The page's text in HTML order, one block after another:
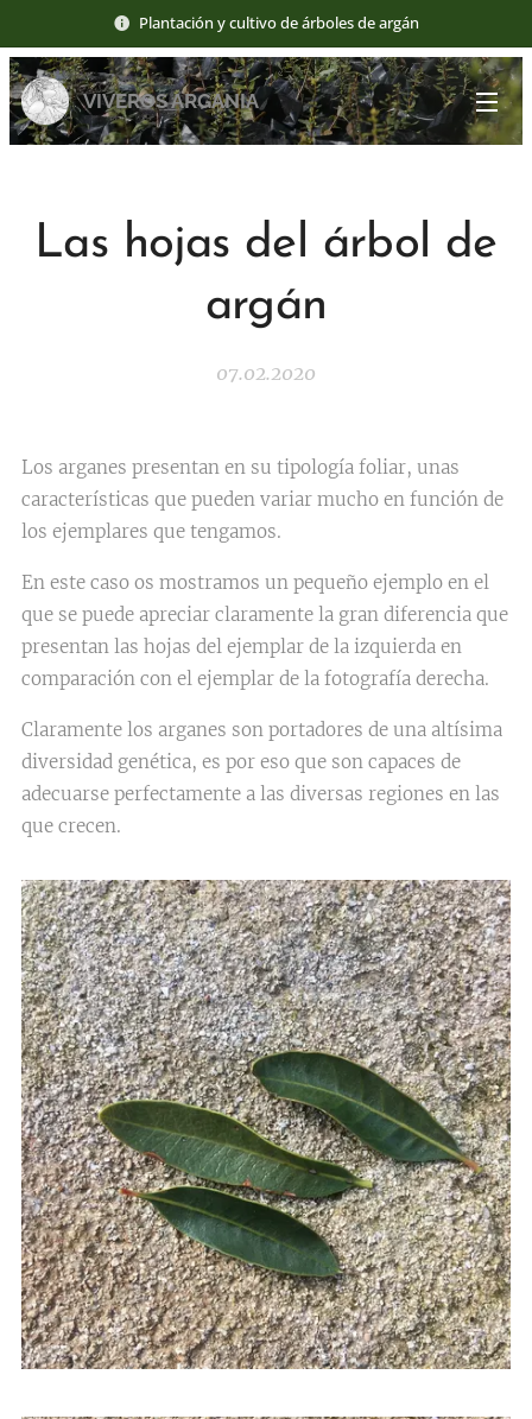
Plantación y cultivo de árboles de argán
VIVEROS ARGANIA
Las hojas del árbol de
argán
07.02.2020
Los arganes presentan en su tipología foliar, unas
características que pueden variar mucho en función de
los ejemplares que tengamos.
En este caso os mostramos un pequeño ejemplo en el
que se puede apreciar claramente la gran diferencia que
presentan las hojas del ejemplar de la izquierda en
comparación con el ejemplar de la fotografía derecha.
Claramente los arganes son portadores de una altísima
diversidad genética, es por eso que son capaces de
adecuarse perfectamente a las diversas regiones en las
que crecen.